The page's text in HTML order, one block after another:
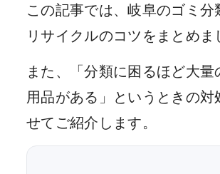
この記事では、岐阜のゴミ分
リサイクルのコツをまとめま
また、「分類に困るほど大量
用品がある」というときの対
せてご紹介します。